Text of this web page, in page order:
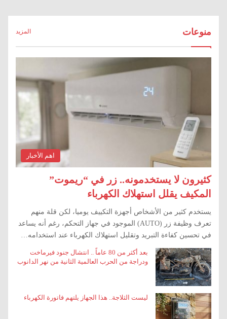
منوعات المزيد
اهم الأخبار
كثيرون لا يستخدمونه.. زر في “ريموت”
المكيف يقلل استهلاك الكهرباء
يستخدم كثير من الأشخاص أجهزة التكييف يوميا، لكن قلة منهم
تعرف وظيفة زر (AUTO) الموجود في جهاز التحكم، رغم أنه يساعد
في تحسين كفاءة التبريد وتقليل استهلاك الكهرباء عند استخدامه…
بعد أكثر من 80 عاماً .. انتشال جنود فيرماخت
ودراجة من الحرب العالمية الثانية من نهر الدانوب
ليست الثلاجة.. هذا الجهاز يلتهم فاتورة الكهرباء